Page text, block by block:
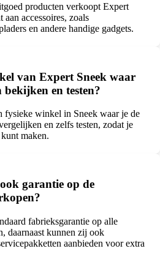
producten verkoopt Expert
aan accessoires, zoals
en andere handige gadgets.
van Expert Sneek waar
en testen?
fysieke winkel in Sneek waar je de
en zelfs testen, zodat je
maken.
garantie op de
fabrieksgarantie op alle
daarnaast kunnen zij ook
aanbieden voor extra